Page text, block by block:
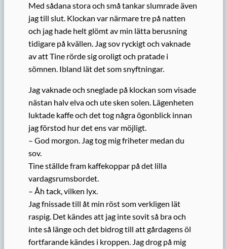
Med sådana stora och små tankar slumrade även
jag till slut. Klockan var närmare tre på natten
och jag hade helt glömt av min lätta berusning
tidigare på kvällen. Jag sov ryckigt och vaknade
av att Tine rörde sig oroligt och pratade i
sömnen. Ibland lät det som snyftningar.
Jag vaknade och sneglade på klockan som visade
nästan halv elva och ute sken solen. Lägenheten
luktade kaffe och det tog några ögonblick innan
jag förstod hur det ens var möjligt.
– God morgon. Jag tog mig friheter medan du
sov.
Tine ställde fram kaffekoppar på det lilla
vardagsrumsbordet.
– Åh tack, vilken lyx.
Jag fnissade till åt min röst som verkligen lät
raspig. Det kändes att jag inte sovit så bra och
inte så länge och det bidrog till att gårdagens öl
fortfarande kändes i kroppen. Jag drog på mig